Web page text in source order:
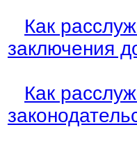
Как
заключения
Как